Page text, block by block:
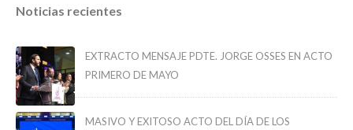
Noticias recientes
EXTRACTO MENSAJE PDTE. JORGE OSSES EN ACTO
PRIMERO DE MAYO
MASIVO Y EXITOSO ACTO DEL DÍA DE LOS